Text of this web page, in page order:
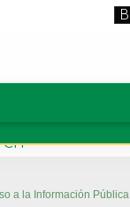
a la Información Pública